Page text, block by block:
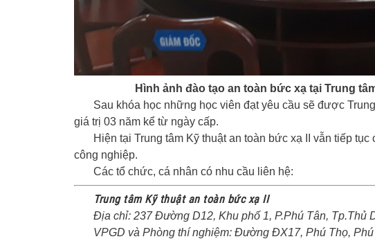
Hình ảnh đào tạo an toàn bức xạ tại Trung
Sau khóa học những học viên đạt yêu cầu sẽ được
giá trị 03 năm kể từ ngày cấp.
Hiện tại Trung tâm Kỹ thuật an toàn bức xạ II vẫn tiếp tục
công nghiệp.
Các tổ chức, cá nhân có nhu cầu liên hệ:
Trung tâm Kỹ thuật an toàn bức xạ II
Địa chỉ: 237 Đường D12, Khu phố 1, P.Phú Tân, Tp.Thủ
VPGD và Phòng thí nghiệm: Đường ĐX17, Phú Thọ, Phú